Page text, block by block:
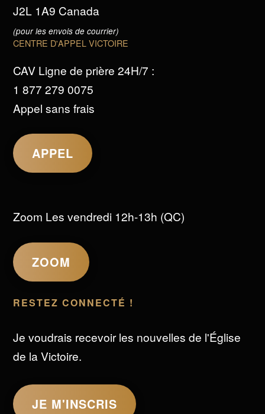
J2L 1A9 Canada
(pour les envois de courrier)
CENTRE D'APPEL VICTOIRE
CAV Ligne de prière 24H/7 :
1 877 279 0075
Appel sans frais
APPEL
Zoom Les vendredi 12h-13h (QC)
ZOOM
RESTEZ CONNECTÉ !
Je voudrais recevoir les nouvelles de l'Église
de la Victoire.
JE M'INSCRIS